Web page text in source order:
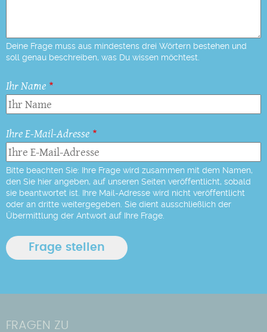
Deine Frage muss aus mindestens drei Wörtern bestehen und
soll genau beschreiben, was Du wissen möchtest.
Ihr Name
Ihre E-Mail-Adresse
Bitte beachten Sie: Ihre Frage wird zusammen mit dem Namen,
den Sie hier angeben, auf unseren Seiten veröffentlicht, sobald
sie beantwortet ist. Ihre Mail-Adresse wird nicht veröffentlicht
oder an dritte weitergegeben. Sie dient ausschließlich der
Übermittlung der Antwort auf Ihre Frage.
FRAGEN ZU